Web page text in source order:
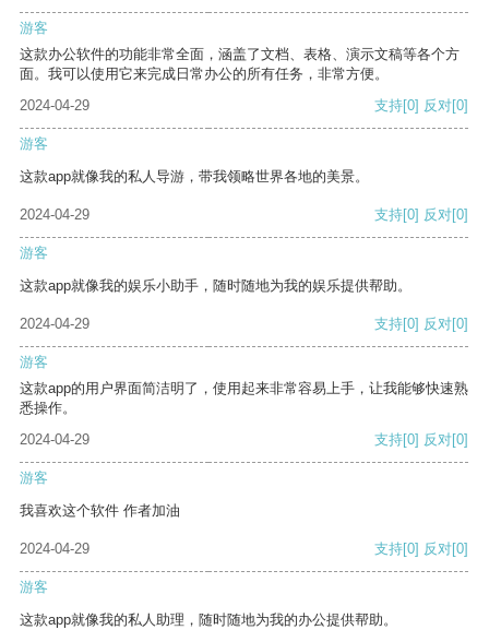
游客
这款办公软件的功能非常全面，涵盖了文档、表格、演示文稿等各个方
面。我可以使用它来完成日常办公的所有任务，非常方便。
2024-04-29
支持[0] 反对[0]
游客
这款app就像我的私人导游，带我领略世界各地的美景。
2024-04-29 支持[0] 反对[0]
游客
这款app就像我的娱乐小助手，随时随地为我的娱乐提供帮助。
2024-04-29 支持[0] 反对[0]
游客
这款app的用户界面简洁明了，使用起来非常容易上手，让我能够快速熟
悉操作。
2024-04-29
支持[0] 反对[0]
游客
我喜欢这个软件 作者加油
2024-04-29 支持[0] 反对[0]
游客
这款app就像我的私人助理，随时随地为我的办公提供帮助。